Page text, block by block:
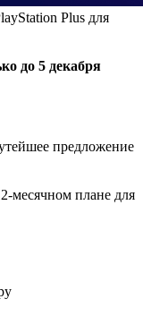
Plus для
до 5 декабря
предложение
месячном плане для